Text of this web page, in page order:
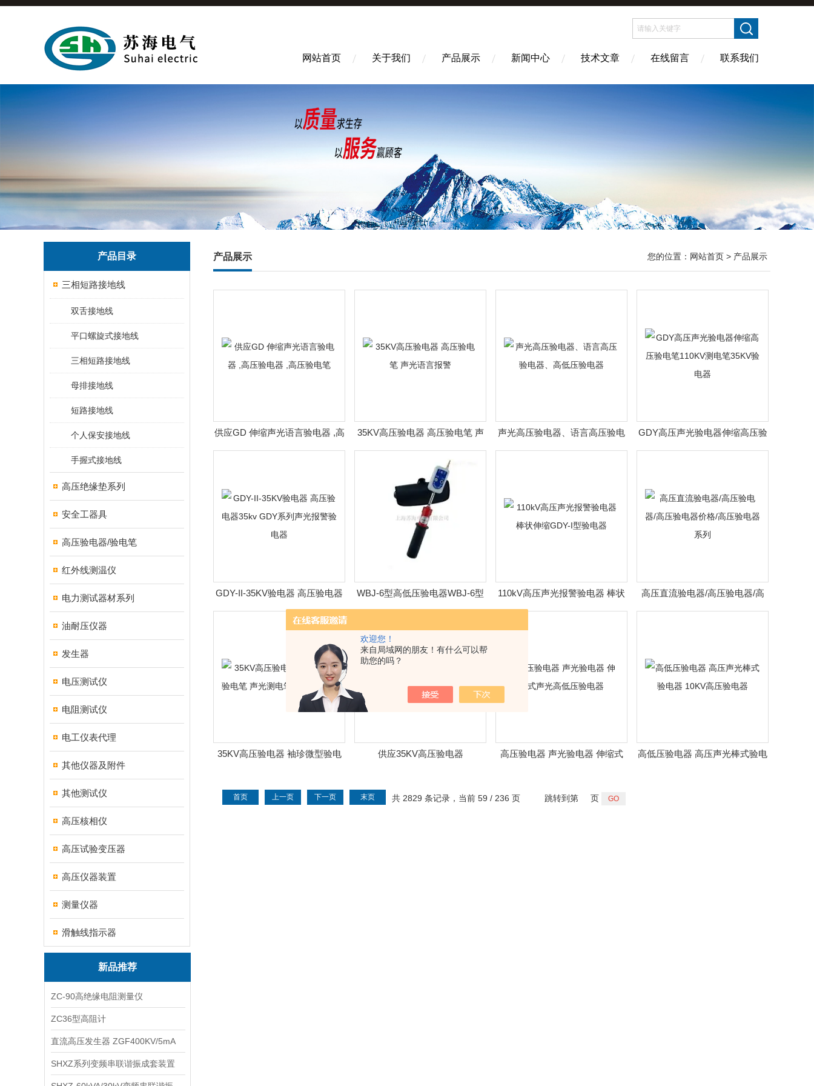
欢迎您！
来自局域网的朋友！有什么可以帮
助您的吗？
网站首页 关于我们 产品展示 新闻中心 技术文章 在线留言 联系我们
产品目录
三相短路接地线
双舌接地线
平口螺旋式接地线
三相短路接地线
母排接地线
短路接地线
个人保安接地线
手握式接地线
高压绝缘垫系列
安全工器具
高压验电器/验电笔
红外线测温仪
电力测试器材系列
油耐压仪器
发生器
电压测试仪
电阻测试仪
电工仪表代理
其他仪器及附件
其他测试仪
高压核相仪
高压试验变压器
高压仪器装置
测量仪器
滑触线指示器
新品推荐
ZC-90高绝缘电阻测量仪
ZC36型高阻计
直流高压发生器 ZGF400KV/5mA
SHXZ系列变频串联谐振成套装置
产品展示 您的位置： 网站首页 > 产品展示
供应GD 伸缩声光语言验电器 ,高
压验电器 ,高压验电笔
35KV高压验电器 高压验电笔 声
光语言报警
声光高压验电器、语言高压验电
器、高低压验电器
GDY高压声光验电器伸缩高压验
电笔110KV测电笔35KV验电器
GDY-II-35KV验电器 高压验电器
35kv GDY系列声光报警验电器
WBJ-6型高低压验电器WBJ-6型
旋转头验电器/高压验电器
110kV高压声光报警验电器 棒状
伸缩GDY-I型验电器
高压直流验电器/高压验电器/高
压验电器价格/高压验电器系列
35KV高压验电器 袖珍微型验电
供应35KV高压验电器
高压验电器 声光验电器 伸缩式
高低压验电器 高压声光棒式验电
共 2829 条记录，当前 59 / 236 页
首页 上一页 下一页 末页 跳转到第 页